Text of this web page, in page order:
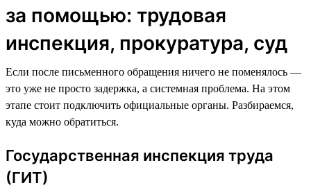
за помощью: трудовая
инспекция, прокуратура, суд
Если после письменного обращения ничего не поменялось —
это уже не просто задержка, а системная проблема. На этом
этапе стоит подключить официальные органы. Разбираемся,
куда можно обратиться.
Государственная инспекция труда
(ГИТ)